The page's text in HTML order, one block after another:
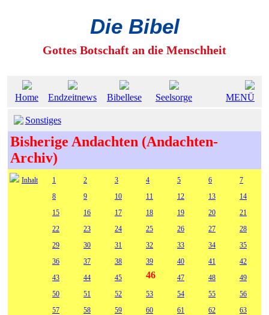
Die Bibel
Gottes Botschaft an die Menschheit
Home Endzeitnews Bibellese Seelsorge MENÜ
Sonstiges
Bisherige Andachten (Andachten-
Archiv)
Inhalt 1 2 3 4 5 6
7
8
9 10 11 12 13
14
15
16 17 18 19 20
21
22
23 24 25 26 27
28
29
30 31 32 33 34
35
36
37 38 39 40 41
42
43
44 45 46 47 48
49
50
51 52 53 54 55
56
57
58 59 60 61 62
63